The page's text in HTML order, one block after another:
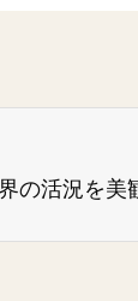
の活況を美